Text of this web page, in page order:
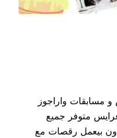
دي جي و 4 عرائس و مسابقات واراجوز
متوفر جميع
بيعمل رقصات مع